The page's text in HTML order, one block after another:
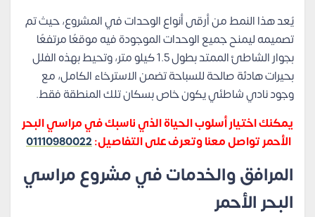
يُعد هذا النمط من أرقى أنواع الوحدات في المشروع، حيث تم
تصميمه ليمنح جميع الوحدات الموجودة فيه موقعًا مرتفعًا
بجوار الشاطئ الممتد بطول 1.5 كيلو متر، وتحيط بهذه الفلل
بحيرات هادئة صالحة للسباحة تضمن الاسترخاء الكامل، مع
وجود نادي شاطئي يكون خاص بسكان تلك المنطقة فقط.
يمكنك اختيار أسلوب الحياة الذي ناسبك في مراسي البحر
الأحمر تواصل معنا وتعرف على التفاصيل:01110980022
المرافق والخدمات في مشروع مراسي
البحر الأحمر